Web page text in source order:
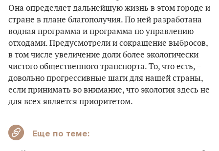
Она определяет дальнейшую жизнь в этом городе и
стране в плане благополучия. По ней разработана
водная программа и программа по управлению
отходами. Предусмотрели и сокращение выбросов,
в том числе увеличение доли более экологически
чистого общественного транспорта. То, что есть, –
довольно прогрессивные шаги для нашей страны,
если принимать во внимание, что экология здесь не
для всех является приоритетом.
Еще по теме: